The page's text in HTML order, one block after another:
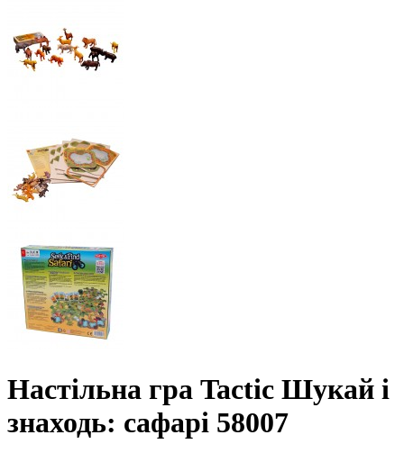
Настільна гра Tactic Шукай і
знаходь: сафарі 58007